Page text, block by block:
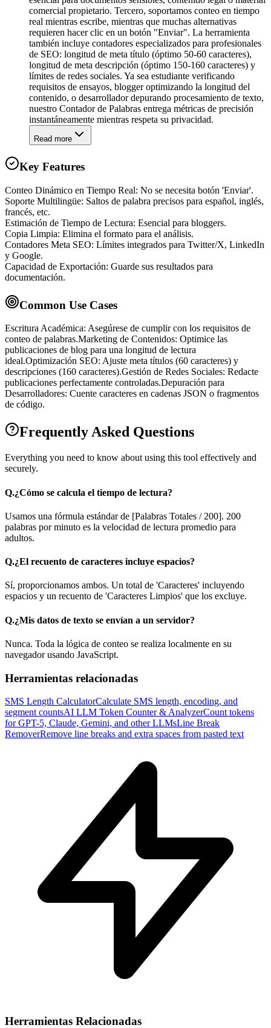
comercial propietario. Tercero, soportamos conteo en tiempo
real mientras escribe, mientras que muchas alternativas
requieren hacer clic en un botón "Enviar". La herramienta
también incluye contadores especializados para profesionales
de SEO: longitud de meta título (óptimo 50-60 caracteres),
longitud de meta descripción (óptimo 150-160 caracteres) y
límites de redes sociales. Ya sea estudiante verificando
requisitos de ensayos, blogger optimizando la longitud del
contenido, o desarrollador depurando procesamiento de texto,
nuestro Contador de Palabras entrega métricas de precisión
instantáneamente mientras respeta su privacidad.
Read more
Key Features
Conteo Dinámico en Tiempo Real: No se necesita botón 'Enviar'.
Soporte Multilingüe: Saltos de palabra precisos para español, inglés,
francés, etc.
Estimación de Tiempo de Lectura: Esencial para bloggers.
Copia Limpia: Elimina el formato para el análisis.
Contadores Meta SEO: Límites integrados para Twitter/X, LinkedIn
y Google.
Capacidad de Exportación: Guarde sus resultados para
documentación.
Common Use Cases
Escritura Académica: Asegúrese de cumplir con los requisitos de
conteo de palabras.Marketing de Contenidos: Optimice las
publicaciones de blog para una longitud de lectura
ideal.Optimización SEO: Ajuste meta títulos (60 caracteres) y
descripciones (160 caracteres).Gestión de Redes Sociales: Redacte
publicaciones perfectamente controladas.Depuración para
Desarrolladores: Cuente caracteres en cadenas JSON o fragmentos
de código.
Frequently Asked Questions
Everything you need to know about using this tool effectively and
securely.
Q.¿Cómo se calcula el tiempo de lectura?
Usamos una fórmula estándar de [Palabras Totales / 200]. 200
palabras por minuto es la velocidad de lectura promedio para
adultos.
Q.¿El recuento de caracteres incluye espacios?
Sí, proporcionamos ambos. Un total de 'Caracteres' incluyendo
espacios y un recuento de 'Caracteres Limpios' que los excluye.
Q.¿Mis datos de texto se envían a un servidor?
Nunca. Toda la lógica de conteo se realiza localmente en su
navegador usando JavaScript.
Herramientas relacionadas
SMS Length CalculatorCalculate SMS length, encoding, and
segment countsAI LLM Token Counter & AnalyzerCount tokens
for GPT-5, Claude, Gemini, and other LLMsLine Break
RemoverRemove line breaks and extra spaces from pasted text
Herramientas Relacionadas